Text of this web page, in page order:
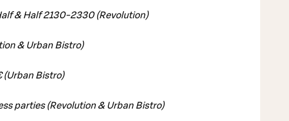
& Half 2130-2330 (Revolution)
& Urban Bistro)
(Urban Bistro)
parties (Revolution & Urban Bistro)